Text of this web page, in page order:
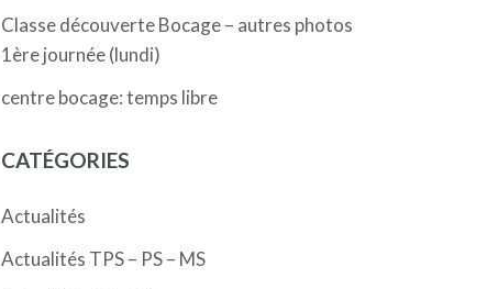
Classe découverte Bocage – autres photos
1ère journée (lundi)
centre bocage: temps libre
CATÉGORIES
Actualités
Actualités TPS – PS – MS